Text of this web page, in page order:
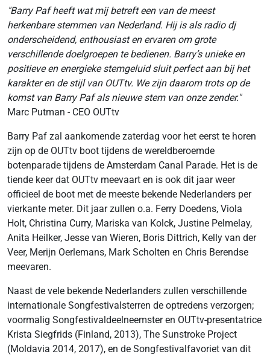
"Barry Paf heeft wat mij betreft een van de meest
herkenbare stemmen van Nederland. Hij is als radio dj
onderscheidend, enthousiast en ervaren om grote
verschillende doelgroepen te bedienen. Barry’s unieke en
positieve en energieke stemgeluid sluit perfect aan bij het
karakter en de stijl van OUTtv. We zijn daarom trots op de
komst van Barry Paf als nieuwe stem van onze zender."
Marc Putman - CEO OUTtv
Barry Paf zal aankomende zaterdag voor het eerst te horen
zijn op de OUTtv boot tijdens de wereldberoemde
botenparade tijdens de Amsterdam Canal Parade. Het is de
tiende keer dat OUTtv meevaart en is ook dit jaar weer
officieel de boot met de meeste bekende Nederlanders per
vierkante meter. Dit jaar zullen o.a. Ferry Doedens, Viola
Holt, Christina Curry, Mariska van Kolck, Justine Pelmelay,
Anita Heilker, Jesse van Wieren, Boris Dittrich, Kelly van der
Veer, Merijn Oerlemans, Mark Scholten en Chris Berendse
meevaren.
Naast de vele bekende Nederlanders zullen verschillende
internationale Songfestivalsterren de optredens verzorgen;
voormalig Songfestivaldeelneemster en OUTtv-presentatrice
Krista Siegfrids (Finland, 2013), The Sunstroke Project
(Moldavia 2014, 2017), en de Songfestivalfavoriet van dit